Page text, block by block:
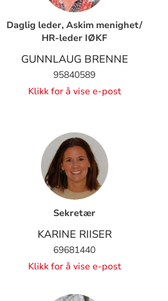
Daglig leder, Askim menighet/
HR-leder IØKF
GUNNLAUG BRENNE
95840589
Klikk for å vise e-post
Sekretær
KARINE RIISER
69681440
Klikk for å vise e-post